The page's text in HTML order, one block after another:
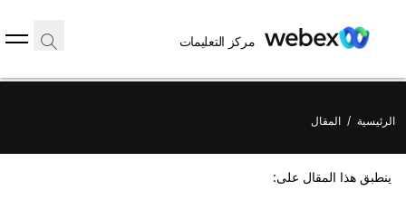
مركز التعليمات
الرئيسية / المقال
ينطبق هذا المقال على: